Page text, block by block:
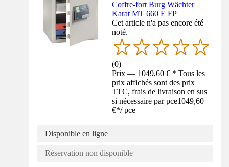
Coffre-fort Burg Wächter
Karat MT 660 E FP
Cet article n'a pas encore été
noté.
(0)
Prix — 1049,60 € * Tous les
prix affichés sont des prix
TTC, frais de livraison en sus
si nécessaire par pce1049,60
€*/ pce
Disponible en ligne
Réservation non disponible